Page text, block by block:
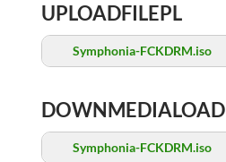
UPLOADFILEPL
Symphonia-FCKDRM.iso
DOWNMEDIALOAD
Symphonia-FCKDRM.iso